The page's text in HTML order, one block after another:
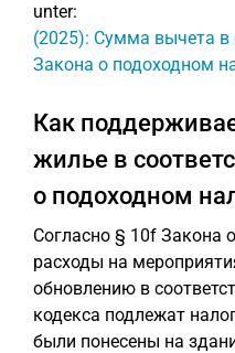
unter:
(2025): Сумма вычета в
Закона о подоходном
Как
жилье в
о подоходном
Согласно § 10f Закона
расходы на
обновлению в
кодекса подлежат
были понесены на